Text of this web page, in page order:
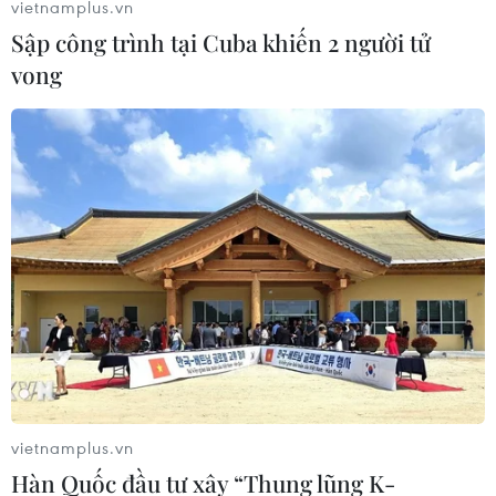
Nam Sudan: Lực lượng thân Chính phủ lại
giao tranh với phe đối lập
09/04/2022 00:16
Đụng độ tái bùng phát ở bang Unity giàu dầu mỏ giữa
lực lượng ủng hộ Tổng thống Salva Kiir với những người
trung thành với thủ lĩnh đối lập kỳ cựu, Phó Tổng thống
Riek Machar.
vietnamplus.vn
Sập công trình tại Cuba khiến 2 người tử
vong
vietnamplus.vn
Hàn Quốc đầu tư xây “Thung lũng K-